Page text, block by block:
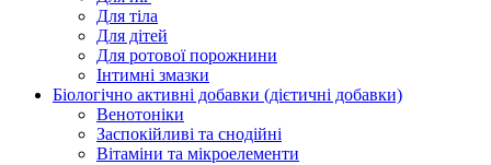
Для тіла
Для дітей
Для ротової порожнини
Інтимні змазки
Біологічно активні добавки (дієтичні добавки)
Венотоніки
Заспокійливі та снодійні
Вітаміни та мікроелементи